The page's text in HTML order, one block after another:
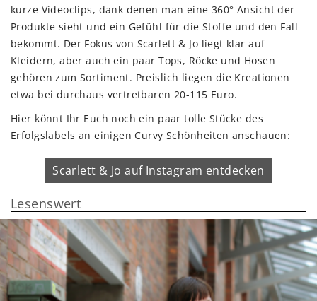
kurze Videoclips, dank denen man eine 360° Ansicht der
Produkte sieht und ein Gefühl für die Stoffe und den Fall
bekommt. Der Fokus von Scarlett & Jo liegt klar auf
Kleidern, aber auch ein paar Tops, Röcke und Hosen
gehören zum Sortiment. Preislich liegen die Kreationen
etwa bei durchaus vertretbaren 20-115 Euro.
Hier könnt Ihr Euch noch ein paar tolle Stücke des
Erfolgslabels an einigen Curvy Schönheiten anschauen:
Scarlett & Jo auf Instagram entdecken
Lesenswert